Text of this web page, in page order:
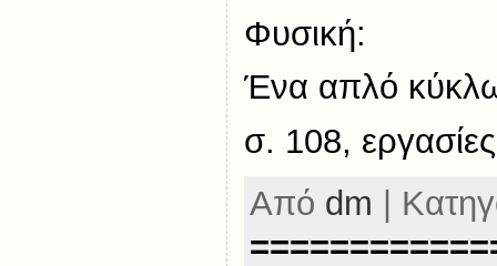
Φυσική:
Ένα απλό
σ. 108,
Από dm |